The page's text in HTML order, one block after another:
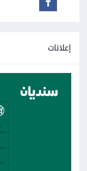
إعلانات